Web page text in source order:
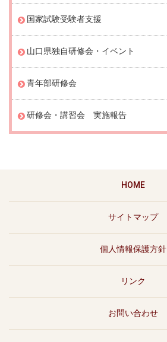
国家試験受験者支援
山口県独自研修会・イベント
青年部研修会
研修会・講習会 実施報告
HOME
サイトマップ
個人情報保護方針
リンク
お問い合わせ